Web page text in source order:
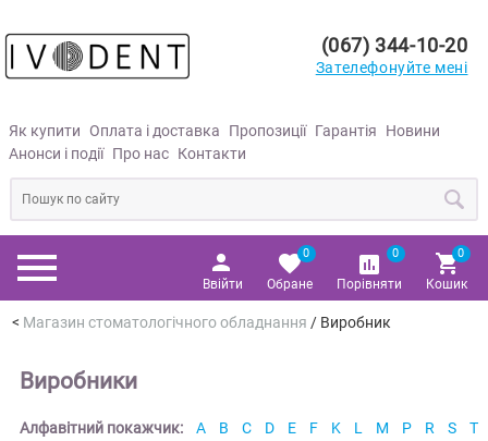
Як купити Оплата і доставка Пропозиції Гарантія
Новини
Анонси і події Про нас Контакти
(067) 344-10-20
Зателефонуйте мені
Ввійти Обране
0
Порівняти
0
Кошик
0
Магазин стоматологічного обладнання / Виробник
Виробники
Алфавітний покажчик: A B C D E F K L M P R S
T